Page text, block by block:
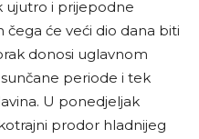
ujutro i prijepodne
će veći dio dana biti
donosi uglavnom
periode i tek
U ponedjeljak
prodor hladnijeg